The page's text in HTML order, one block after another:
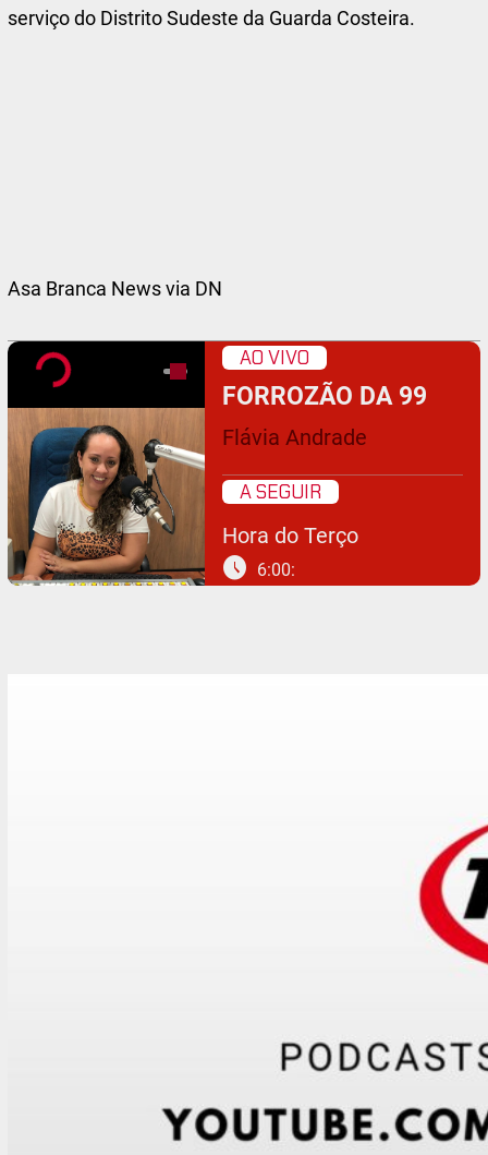
serviço do Distrito Sudeste da Guarda Costeira.
Asa Branca News via DN
AO VIVO
FORROZÃO DA 99
Flávia Andrade
A SEGUIR
Hora do Terço
schedule 6:00: